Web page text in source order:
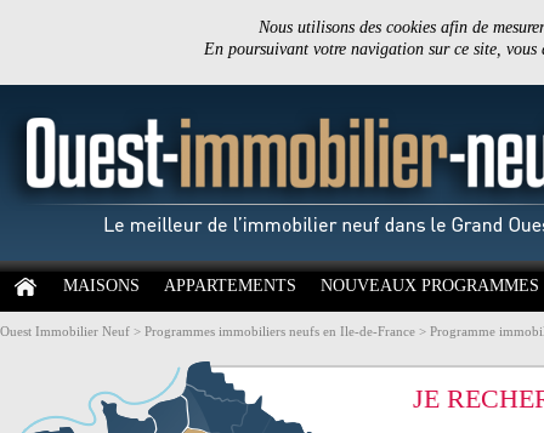
Nous utilisons des cookies afin de
En poursuivant votre navigation sur ce site,
MAISONS APPARTEMENTS NOUVEAUX PROGRAMMES
Ouest Immobilier Neuf > Programmes immobiliers neufs en Ile-de-France > Programme
JE